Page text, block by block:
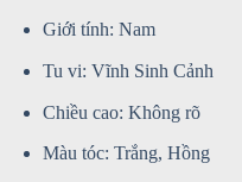
Giới tính: Nam
Tu vi: Vĩnh Sinh Cảnh
Chiều cao: Không rõ
Màu tóc: Trắng, Hồng